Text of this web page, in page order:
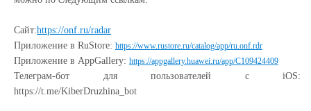
Сайт:https://onf.ru/radar
Приложение в RuStore: https://www.rustore.ru/catalog/app/ru.onf.rdr
Приложение в AppGallery: https://appgallery.huawei.ru/app/C109424409
Телеграм-бот для пользователей с iOS:
https://t.me/KiberDruzhina_bot